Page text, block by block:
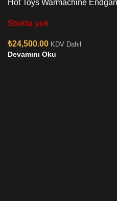
Hot Toys Warmachine
Stokta yok
₺24,500.00 KDV Dahil
Devamını Oku